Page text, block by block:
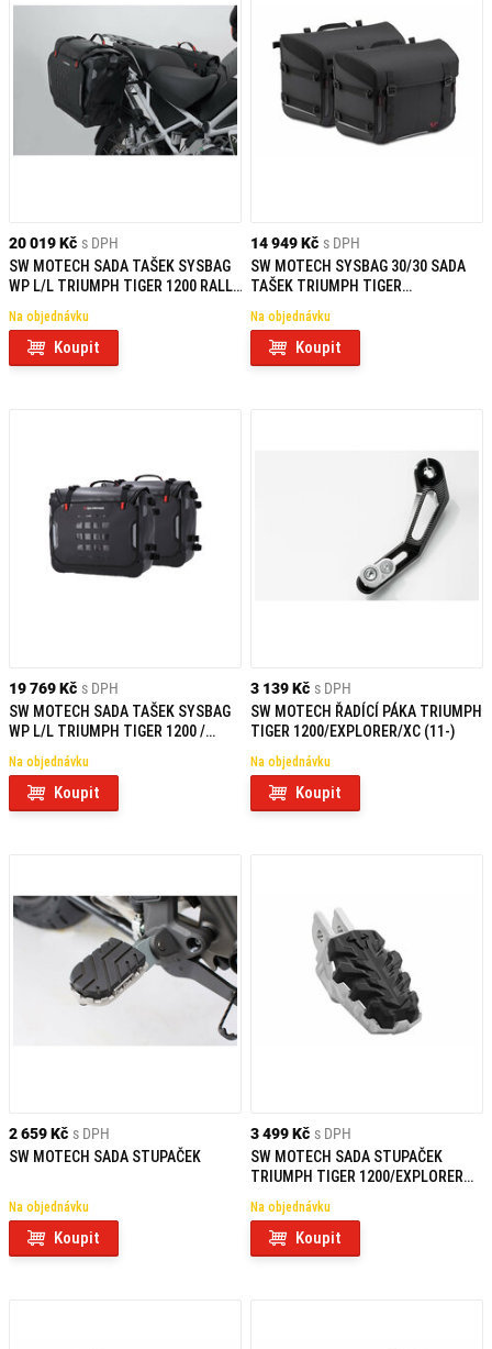
20 019 Kč s DPH
SW MOTECH SADA TAŠEK SYSBAG
WP L/L TRIUMPH TIGER 1200 RALLY
Na objednávku
Koupit
14 949 Kč s DPH
SW MOTECH SYSBAG 30/30 SADA
TAŠEK TRIUMPH TIGER
Na objednávku
Koupit
19 769 Kč s DPH
SW MOTECH SADA TAŠEK SYSBAG
WP L/L TRIUMPH TIGER 1200 /
Na objednávku
Koupit
3 139 Kč s DPH
SW MOTECH ŘADÍCÍ PÁKA TRIUMPH
TIGER 1200/EXPLORER/XC (11-)
Na objednávku
Koupit
2 659 Kč s DPH
SW MOTECH SADA STUPAČEK
Na objednávku
Koupit
3 499 Kč s DPH
SW MOTECH SADA STUPAČEK
TRIUMPH TIGER 1200/EXPLORER
Na objednávku
Koupit